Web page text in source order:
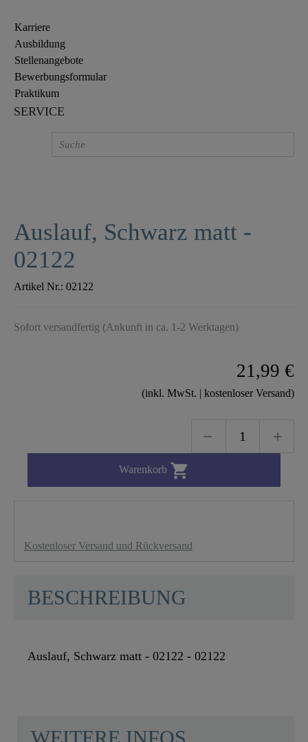
Karriere
Ausbildung
Stellenangebote
Bewerbungsformular
Praktikum
SERVICE
Auslauf, Schwarz matt -
02122
Artikel Nr.: 02122
Sofort versandfertig (Ankunft in ca. 1-2 Werktagen)
21,99 €
(inkl. MwSt. | kostenloser Versand)
Warenkorb 
Kostenloser Versand und Rückversand
BESCHREIBUNG
Auslauf, Schwarz matt - 02122 - 02122